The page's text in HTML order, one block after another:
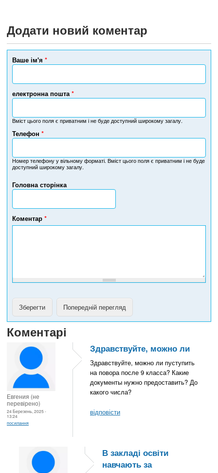
Додати новий коментар
Ваше ім'я *
електронна пошта *
Вміст цього поля є приватним і не буде доступний широкому загалу.
Головна сторінка
Телефон *
Н
м
е
т
л
е
ф
Номер телефону у вільному форматі. Вміст цього поля є приватним і не буде
доступний широкому загалу.
Коментар *
Коментарі
Евгения (не
перевірено)
24 Березень, 2025 -
13:24
посилання
Здравствуйте, можно ли
Здравствуйте, можно ли пуступить
на повора после 9 класса? Какие
документы нужно предоставить? До
какого числа?
відповісти
В закладі освіти
навчають за